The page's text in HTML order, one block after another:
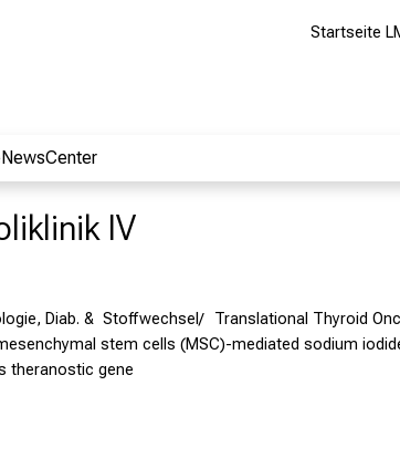
Startseite
NewsCenter
IV
Diab. & Stoffwechsel
Translational Thyroid
stem cells (MSC)-mediated sodium
theranostic gene